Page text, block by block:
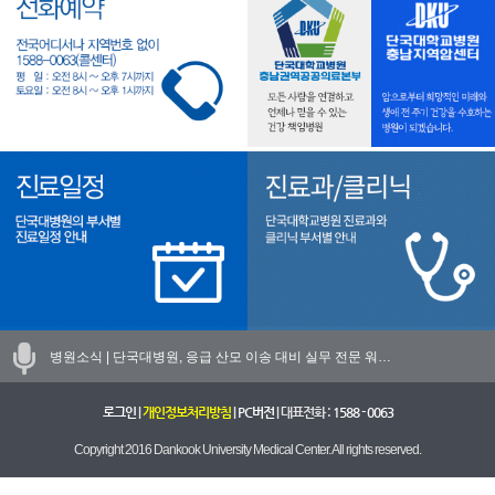
병원소식 | 단국대병원, 응급 산모 이송 대비 실무 전문 워…
로그인| 개인정보처리방침| PC버전| 대표전화 : 1588 - 0063
Copyright 2016 Dankook University Medical Center. All rights reserved.